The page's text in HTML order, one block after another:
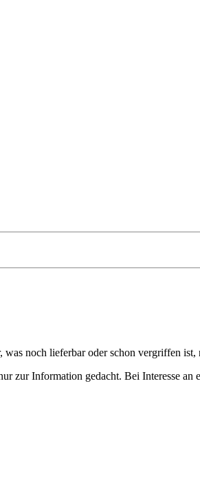
noch lieferbar oder schon vergriffen
zur Information gedacht. Bei Interesse an